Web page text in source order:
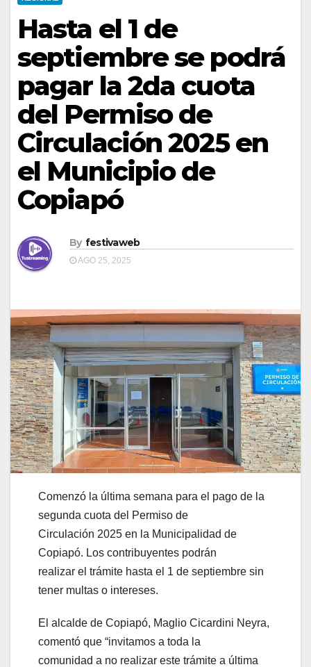
Hasta el 1 de
septiembre se podrá
pagar la 2da cuota
del Permiso de
Circulación 2025 en
el Municipio de
Copiapó
By festivaweb
AGO 25, 2025
Comenzó la última semana para el pago de la
segunda cuota del Permiso de
Circulación 2025 en la Municipalidad de
Copiapó. Los contribuyentes podrán
realizar el trámite hasta el 1 de septiembre sin
tener multas o intereses.
El alcalde de Copiapó, Maglio Cicardini Neyra,
comentó que “invitamos a toda la
comunidad a no realizar este trámite a última